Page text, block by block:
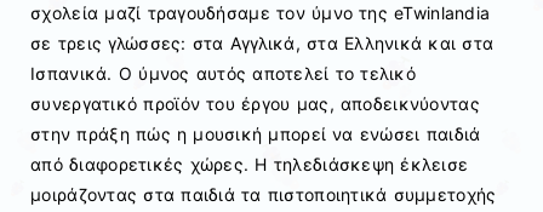
σχολεία μαζί τραγουδήσαμε τον ύμνο της eTwinlandia
σε τρεις γλώσσες: στα Αγγλικά, στα Ελληνικά και στα
Ισπανικά. Ο ύμνος αυτός αποτελεί το τελικό
συνεργατικό προϊόν του έργου μας, αποδεικνύοντας
στην πράξη πώς η μουσική μπορεί να ενώσει παιδιά
από διαφορετικές χώρες. Η τηλεδιάσκεψη έκλεισε
μοιράζοντας στα παιδιά τα πιστοποιητικά συμμετοχής